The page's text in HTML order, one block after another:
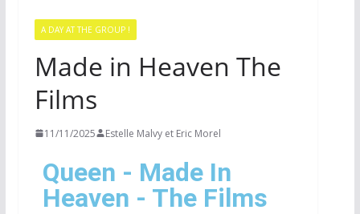
A DAY AT THE GROUP !
Made in Heaven The
Films
11/11/2025 Estelle Malvy et Eric Morel
Queen - Made In
Heaven - The Films